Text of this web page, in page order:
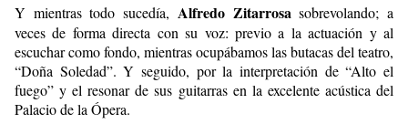
Y mientras todo sucedía, Alfredo Zitarrosa sobrevolando; a
veces de forma directa con su voz: previo a la actuación y al
escuchar como fondo, mientras ocupábamos las butacas del teatro,
“Doña Soledad”. Y seguido, por la interpretación de “Alto el
fuego” y el resonar de sus guitarras en la excelente acústica del
Palacio de la Ópera.